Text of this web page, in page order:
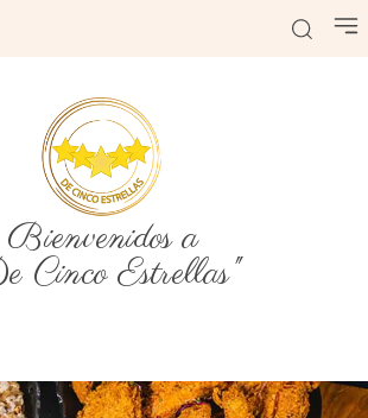
Bienvenidos a
Cinco Estrellas"